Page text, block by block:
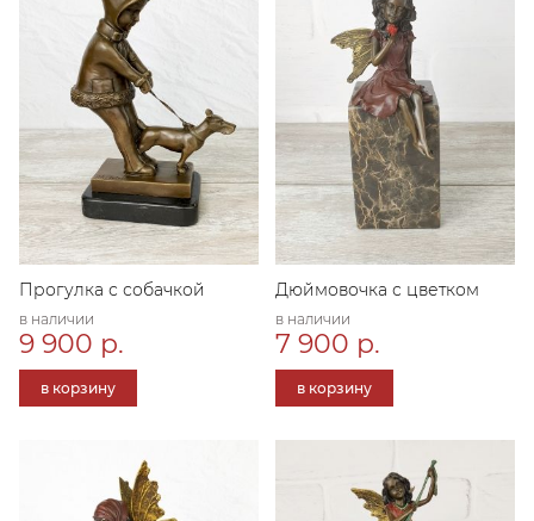
Прогулка с собачкой
в наличии
9 900 р.
в корзину
Дюймовочка с цветком
в наличии
7 900 р.
в корзину